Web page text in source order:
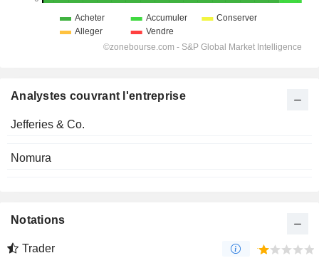
Analystes couvrant l'entreprise
Jefferies & Co.
Nomura
Notations
Trader